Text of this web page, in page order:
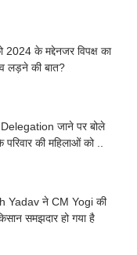
के मद्देनजर विपक्ष का
लड़ने की बात?
जाने पर बोले
की महिलाओं को ..
Yadav ने CM Yogi की
समझदार हो गया है